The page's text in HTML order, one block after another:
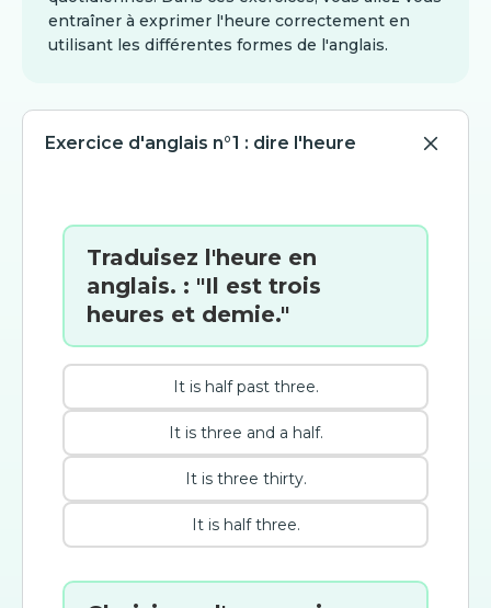
entraîner à exprimer l'heure correctement en
utilisant les différentes formes de l'anglais.
Exercice d'anglais n°1 : dire l'heure
Traduisez l'heure en
anglais. : "Il est trois
heures et demie."
It is half past three.
It is three and a half.
It is three thirty.
It is half three.